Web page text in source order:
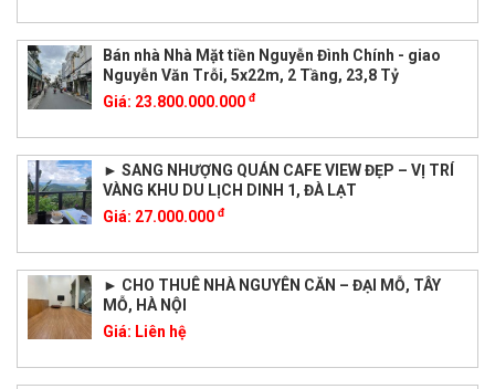
Bán nhà Nhà Mặt tiền Nguyễn Đình Chính - giao
Nguyễn Văn Trỗi, 5x22m, 2 Tầng, 23,8 Tỷ
Giá: 23.800.000.000 đ
► SANG NHƯỢNG QUÁN CAFE VIEW ĐẸP – VỊ TRÍ
VÀNG KHU DU LỊCH DINH 1, ĐÀ LẠT
Giá: 27.000.000 đ
► CHO THUÊ NHÀ NGUYÊN CĂN – ĐẠI MỖ, TÂY
MỖ, HÀ NỘI
Giá: Liên hệ